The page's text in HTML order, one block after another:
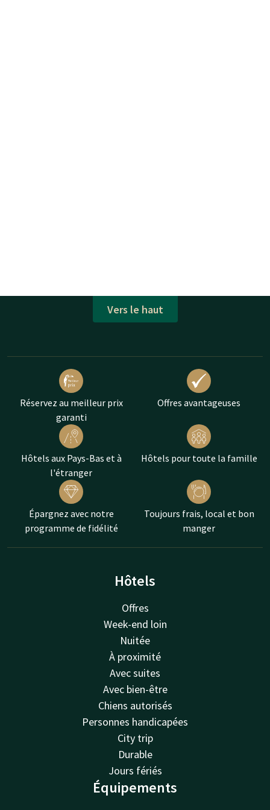
Vers le haut
Réservez au meilleur prix
garanti
Offres avantageuses
Hôtels aux Pays-Bas et à
l'étranger
Hôtels pour toute la famille
Épargnez avec notre
programme de fidélité
Toujours frais, local et bon
manger
Hôtels
Offres
Week-end loin
Nuitée
À proximité
Avec suites
Avec bien-être
Chiens autorisés
Personnes handicapées
City trip
Durable
Jours fériés
Équipements